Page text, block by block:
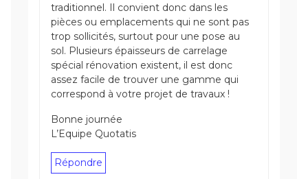
traditionnel. Il convient donc dans les
pièces ou emplacements qui ne sont pas
trop sollicités, surtout pour une pose au
sol. Plusieurs épaisseurs de carrelage
spécial rénovation existent, il est donc
assez facile de trouver une gamme qui
correspond à votre projet de travaux !
Bonne journée
L’Equipe Quotatis
Répondre